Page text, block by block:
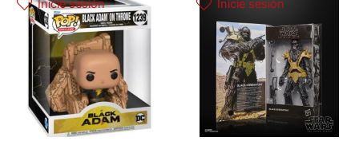
Inicie sesión Inicie sesión